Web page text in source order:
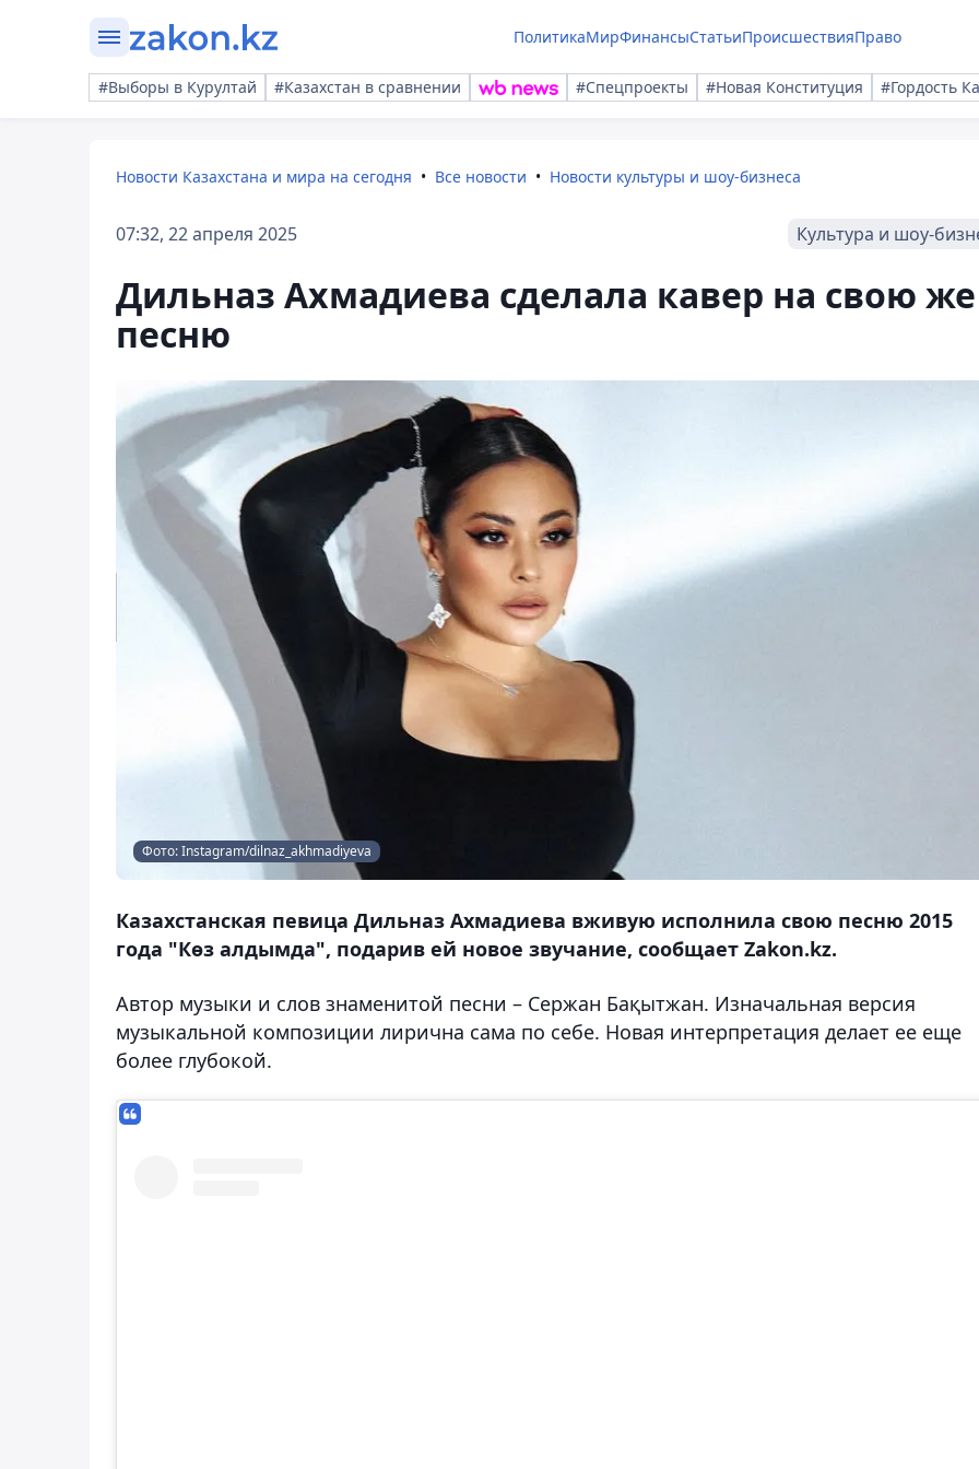
ПолитикаМирФинансыСтатьиПроисшествияПраво
#Выборы в Курултай #Казахстан в сравнении #Спецпроекты #Новая Конституция #Гордость
Новости Казахстана и мира на сегодня Все новости Новости культуры и шоу-бизнеса
07:32, 22 апреля 2025 Культура и шоу-
Дильназ Ахмадиева сделала кавер на свою же
песню
Фото: Instagram/dilnaz_akhmadiyeva
Казахстанская певица Дильназ Ахмадиева вживую исполнила свою песню 2015
года "Көз алдымда", подарив ей новое звучание, сообщает Zakon.kz.
Автор музыки и слов знаменитой песни – Сержан Бақытжан. Изначальная версия
музыкальной композиции лирична сама по себе. Новая интерпретация делает ее еще
более глубокой.